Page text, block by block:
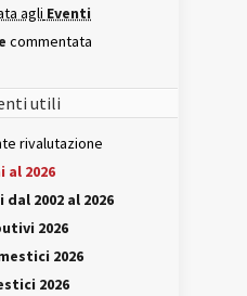
agli Eventi
commentata
utili
rivalutazione
al 2026
2002 al 2026
2026
2026
2026